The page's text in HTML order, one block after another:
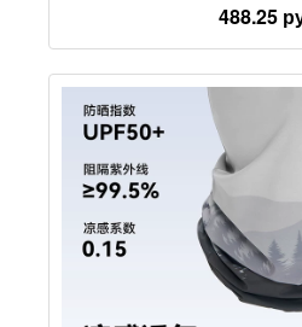
уши, защита шеи, дышащее
из ледяного
488.25